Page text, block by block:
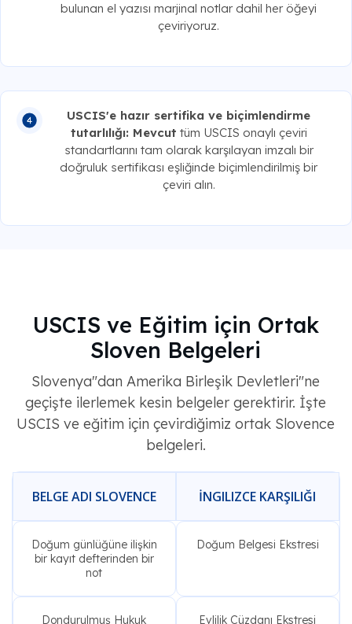
bulunan el yazısı marjinal notlar dahil her öğeyi
çeviriyoruz.
USCIS'e hazır sertifika ve biçimlendirme
tutarlılığı: Mevcut tüm USCIS onaylı çeviri
standartlarını tam olarak karşılayan imzalı bir
doğruluk sertifikası eşliğinde biçimlendirilmiş bir
çeviri alın.
USCIS ve Eğitim için Ortak
Sloven Belgeleri
Slovenya"dan Amerika Birleşik Devletleri"ne
geçişte ilerlemek kesin belgeler gerektirir. İşte
USCIS ve eğitim için çevirdiğimiz ortak Slovence
belgeleri.
BELGE ADI SLOVENCE İNGILIZCE KARŞILIĞI
Doğum günlüğüne ilişkin
bir kayıt defterinden bir
not
Doğum Belgesi Ekstresi
Dondurulmuş Hukuk
Evlilik Cüzdanı Ekstresi